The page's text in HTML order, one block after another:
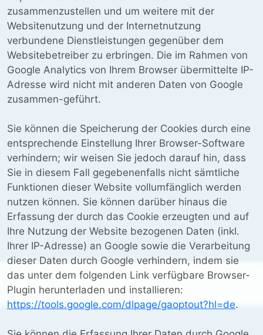
zusammenzustellen und um weitere mit der
Websitenutzung und der Internetnutzung
verbundene Dienstleistungen gegenüber dem
Websitebetreiber zu erbringen. Die im Rahmen von
Google Analytics von Ihrem Browser übermittelte IP-
Adresse wird nicht mit anderen Daten von Google
zusammen-geführt.
Sie können die Speicherung der Cookies durch eine
entsprechende Einstellung Ihrer Browser-Software
verhindern; wir weisen Sie jedoch darauf hin, dass
Sie in diesem Fall gegebenenfalls nicht sämtliche
Funktionen dieser Website vollumfänglich werden
nutzen können. Sie können darüber hinaus die
Erfassung der durch das Cookie erzeugten und auf
Ihre Nutzung der Website bezogenen Daten (inkl.
Ihrer IP-Adresse) an Google sowie die Verarbeitung
dieser Daten durch Google verhindern, indem sie
das unter dem folgenden Link verfügbare Browser-
Plugin herunterladen und installieren:
https://tools.google.com/dlpage/gaoptout?hl=de.